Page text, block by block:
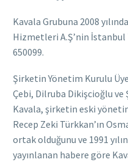
Kavala Grubuna 2008
Hizmetleri A.Ş’nin İstanbul
650099.
Şirketin Yönetim Kurulu
Çebi, Dilruba Dikişcioğlu ve
Kavala, şirketin eski
Recep Zeki Türkkan’ın
ortak olduğunu ve 1991
yayınlanan habere göre